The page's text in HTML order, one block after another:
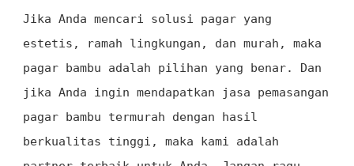
Jika Anda mencari solusi pagar yang
estetis, ramah lingkungan, dan murah, maka
pagar bambu adalah pilihan yang benar. Dan
jika Anda ingin mendapatkan jasa pemasangan
pagar bambu termurah dengan hasil
berkualitas tinggi, maka kami adalah